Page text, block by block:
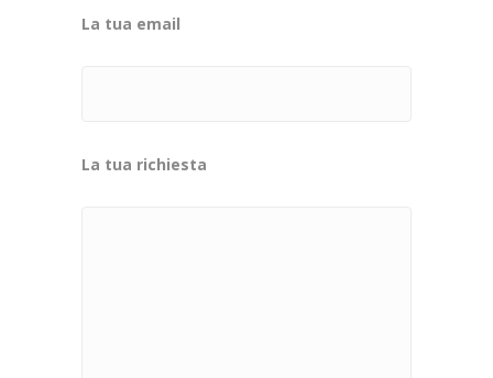
La tua email
La tua richiesta